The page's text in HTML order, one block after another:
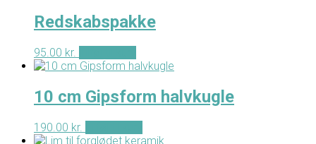
Redskabspakke
95.00 kr.
10 cm Gipsform halvkugle
190.00 kr.